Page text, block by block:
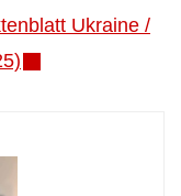
Ukraine /